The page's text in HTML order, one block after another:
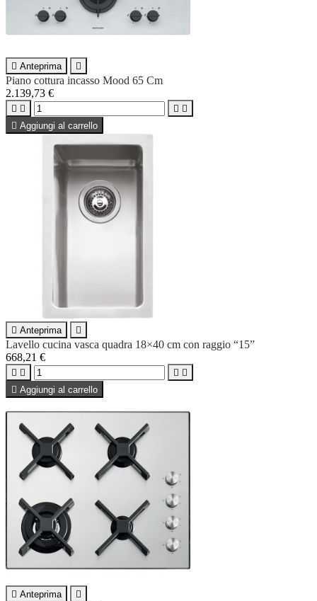
 Anteprima 
Piano cottura incasso Mood 65 Cm
2.139,73 €
   
 Aggiungi al carrello
 Anteprima 
Lavello cucina vasca quadra 18×40 cm con raggio “15”
668,21 €
   
 Aggiungi al carrello
 Anteprima 